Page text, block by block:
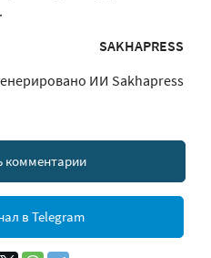
SAKHAPRESS
ИИ Sakhapress
комментарии
в Telegram